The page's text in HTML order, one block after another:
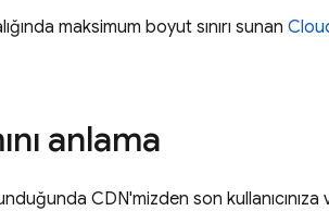
maksimum boyut sınırı sunan
anlama
CDN'mizden son kullanıcınıza